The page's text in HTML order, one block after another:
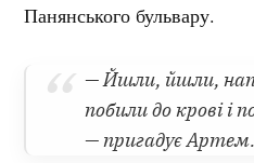
Панянського бульвару.
— Йшли, йшли,
побили до крові і
— пригадує Артем.